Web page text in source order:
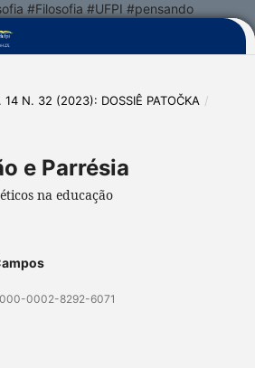
#Filosofia #UFPI #pensando
14 N. 32 (2023): DOSSIÊ PATOČKA /
e Parrésia
na educação
0002-8292-6071